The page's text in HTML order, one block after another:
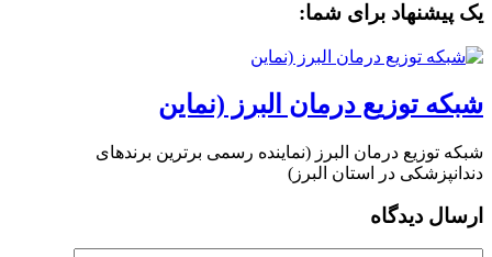
یک پیشنهاد برای شما:
شبکه توزیع درمان البرز (نماین
شبکه توزیع درمان البرز (نماینده رسمی برترین برندهای
دندانپزشکی در استان البرز)
ارسال دیدگاه